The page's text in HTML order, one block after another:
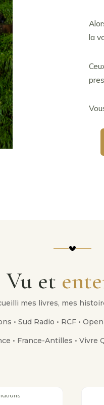
la
Vu et
mes livres, mes
• Sud Radio • RCF •
• France-Antilles • Vivre